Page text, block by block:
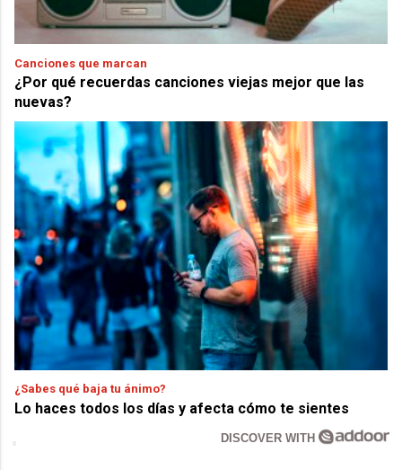
Canciones que marcan
¿Por qué recuerdas canciones viejas mejor que las
nuevas?
¿Sabes qué baja tu ánimo?
Lo haces todos los días y afecta cómo te sientes
DISCOVER WITH